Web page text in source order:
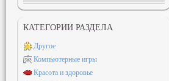
КАТЕГОРИИ РАЗДЕЛА
Другое
Компьютерные игры
Красота и здоровье